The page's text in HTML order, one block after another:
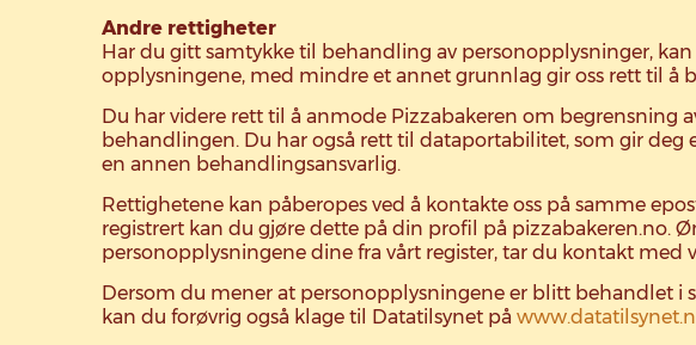
Andre rettigheter
Har du gitt samtykke til behandling av personopplysninger,
opplysningene, med mindre et annet grunnlag gir oss rett til å
Du har videre rett til å anmode Pizzabakeren om begrensning
behandlingen. Du har også rett til dataportabilitet, som gir
en annen behandlingsansvarlig.
Rettighetene kan påberopes ved å kontakte oss på samme
registrert kan du gjøre dette på din profil på pizzabakeren.no.
personopplysningene dine fra vårt register, tar du kontakt med
Dersom du mener at personopplysningene er blitt behandlet i
kan du forøvrig også klage til Datatilsynet på